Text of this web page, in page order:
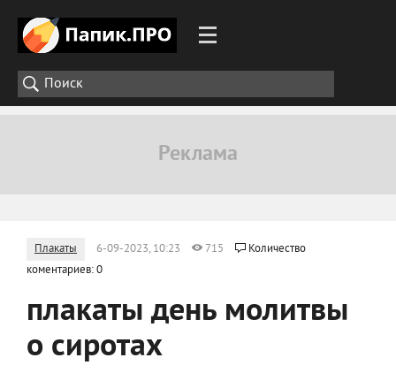
Плакаты 6-09-2023, 10:23 715
Количество
коментариев: 0
плакаты день молитвы
о сиротах